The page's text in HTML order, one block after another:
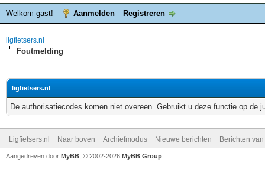
Welkom gast! Aanmelden Registreren
ligfietsers.nl
Foutmelding
ligfietsers.nl
De authorisatiecodes komen niet overeen. Gebruikt u deze functie op de
Ligfietsers.nl Naar boven Archiefmodus Nieuwe berichten Berichten
Aangedreven door MyBB , © 2002-2026 MyBB Group